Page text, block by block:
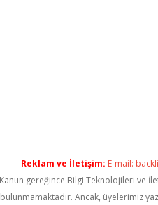
Reklam ve İletişim: E-mail:
Kanun gereğince Bilgi Teknolojileri
Ancak, üyelerimiz